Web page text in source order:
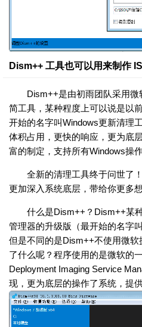
Dism++ 工具也可以用来制作
Dism++是由初雨团队采用
简工具，某种程度上可以说是以
开始的名字叫Windows更新清理
体积占用，更快的响应，更为底
富的制定，支持所有Windows操作
全新的清理工具终于问世了
更加深入系统底层，带给你更多
什么是Dism++？Dism++某
管理器的升级版（最开始的名字
但是不同的是Dism++不使用微
了什么呢？程序使用的是微软的
Deployment Imaging Service
现，更为底层的操作了系统，提